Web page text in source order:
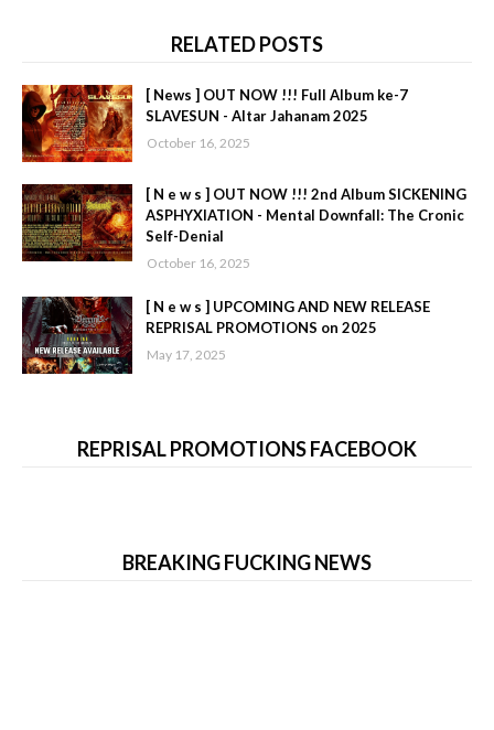
RELATED POSTS
[ News ] OUT NOW !!! Full Album ke-7
SLAVESUN - Altar Jahanam 2025
October 16, 2025
[ N e w s ] OUT NOW !!! 2nd Album SICKENING
ASPHYXIATION - Mental Downfall: The Cronic
Self-Denial
October 16, 2025
[ N e w s ] UPCOMING AND NEW RELEASE
REPRISAL PROMOTIONS on 2025
May 17, 2025
REPRISAL PROMOTIONS FACEBOOK
BREAKING FUCKING NEWS